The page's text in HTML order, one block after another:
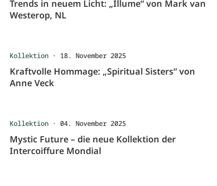
Trends in neuem Licht: „Illume“ von Mark van
Westerop, NL
Kollektion · 18. November 2025
Kraftvolle Hommage: „Spiritual Sisters“ von
Anne Veck
Kollektion · 04. November 2025
Mystic Future – die neue Kollektion der
Intercoiffure Mondial